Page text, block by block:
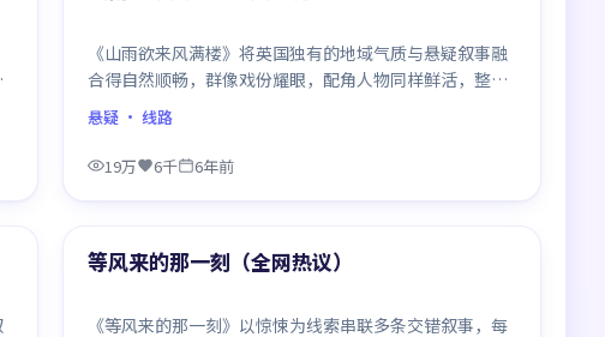
《山雨欲来风满楼》将英国独有的地域气质与悬疑叙事融
合得自然顺畅，群像戏份耀眼，配角人物同样鲜活，整部
作品质感扎实。
悬疑· 线路
19万 6千 6年前
精选
等风来的那一刻（全网热议）
《等风来的那一刻》以惊悚为线索串联多条交错叙事，每